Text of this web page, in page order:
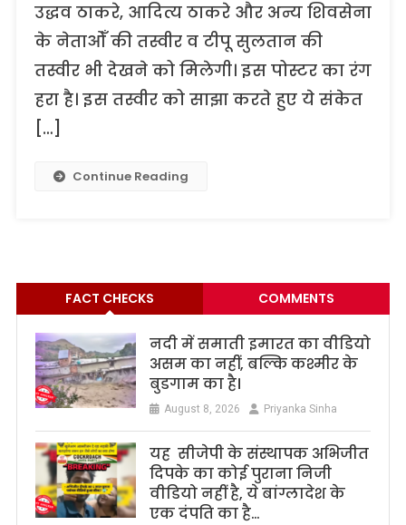
उद्धव ठाकरे, आदित्य ठाकरे और अन्य शिवसेना
के नेताओँ की तस्वीर व टीपू सुलतान की
तस्वीर भी देखने को मिलेगी। इस पोस्टर का रंग
हरा है। इस तस्वीर को साझा करते हुए ये संकेत
[…]
Continue Reading
FACT CHECKS COMMENTS
नदी में समाती इमारत का वीडियो
असम का नहीं, बल्कि कश्मीर के
बुडगाम का है।
August 8, 2026 Priyanka Sinha
यह सीजेपी के संस्थापक अभिजीत
दिपके का कोई पुराना निजी
वीडियो नहीं है, ये बांग्लादेश के
एक दंपति का है…